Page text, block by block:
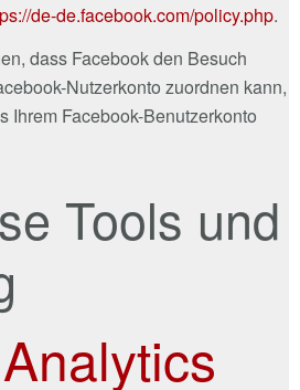
de-de.facebook.com/policy.php.
dass Facebook den Besuch
Nutzerkonto zuordnen kann,
Ihrem Facebook-Benutzerkonto
Tools und